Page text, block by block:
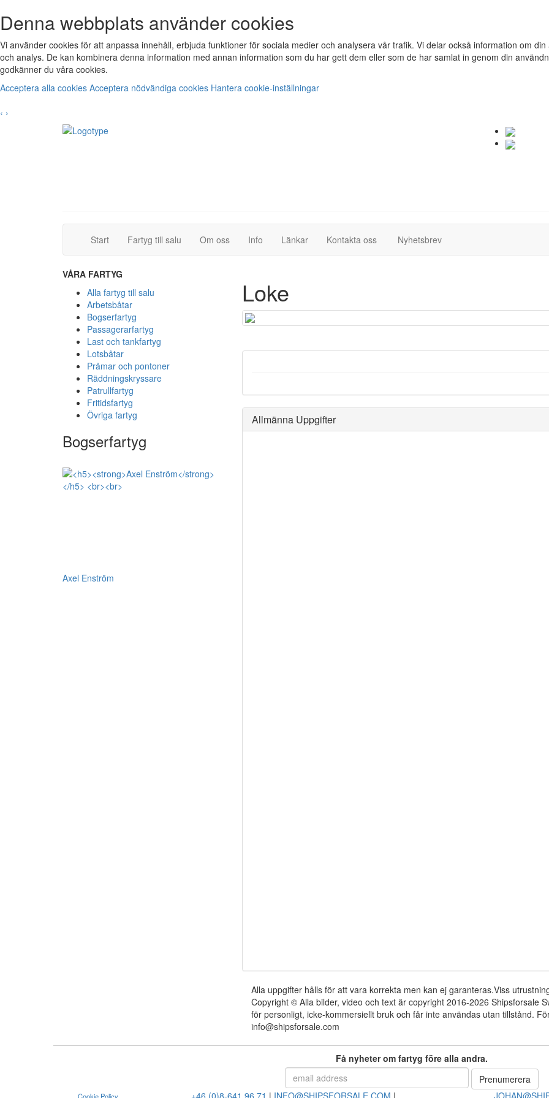
Denna webbplats använder cookies
Vi använder cookies för att anpassa innehåll, erbjuda funktioner för sociala medier och analysera vår trafik. Vi delar också information om
och analys. De kan kombinera denna information med annan information som du har gett dem eller som de har samlat in genom din
godkänner du våra cookies.
Acceptera alla cookies Acceptera nödvändiga cookies Hantera cookie-inställningar
‹ ›
Start(current)Fartyg till salu (current)Om oss Info Länkar Kontakta oss(current)Nyhetsbrev(current)
VÅRA FARTYG
Alla fartyg till salu
Arbetsbåtar
Bogserfartyg
Passagerarfartyg
Last och tankfartyg
Lotsbåtar
Pråmar och pontoner
Räddningskryssare
Patrullfartyg
Fritidsfartyg
Övriga fartyg
Bogserfartyg
Axel Enström
Loke
Allmänna Uppgifter
Alla uppgifter hålls för att vara korrekta men kan ej garanteras.Viss
Copyright © Alla bilder, video och text är copyright 2016-2026 Shipsforsale
för personligt, icke-kommersiellt bruk och får inte användas utan tillstånd.
info@shipsforsale.com
Få nyheter om fartyg före alla andra.
+46 (0)8-641 96 71 | INFO@SHIPSFORSALE.COM |